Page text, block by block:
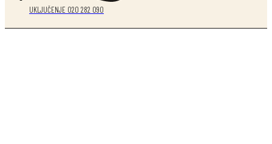
UKLJUČENJE 020 282 090